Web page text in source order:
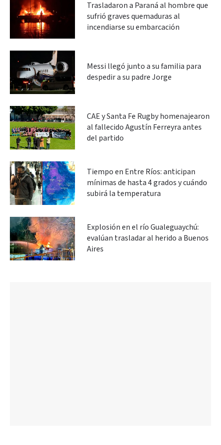
Trasladaron a Paraná al hombre que
sufrió graves quemaduras al
incendiarse su embarcación
Messi llegó junto a su familia para
despedir a su padre Jorge
CAE y Santa Fe Rugby homenajearon
al fallecido Agustín Ferreyra antes
del partido
Tiempo en Entre Ríos: anticipan
mínimas de hasta 4 grados y cuándo
subirá la temperatura
Explosión en el río Gualeguaychú:
evalúan trasladar al herido a Buenos
Aires